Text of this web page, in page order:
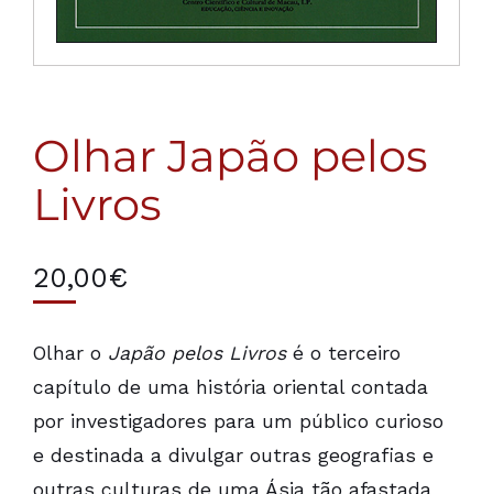
Olhar Japão pelos
Livros
20,00€
Olhar o Japão pelos Livros é o terceiro
capítulo de uma história oriental contada
por investigadores para um público curioso
e destinada a divulgar outras geografias e
outras culturas de uma Ásia tão afastada